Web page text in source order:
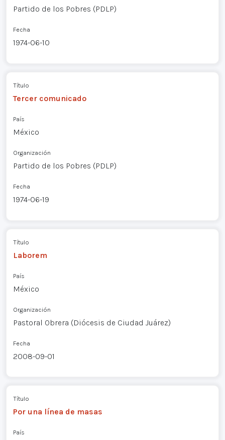
Partido de los Pobres (PDLP)
Fecha
1974-06-10
Título
Tercer comunicado
País
México
Organización
Partido de los Pobres (PDLP)
Fecha
1974-06-19
Título
Laborem
País
México
Organización
Pastoral Obrera (Diócesis de Ciudad Juárez)
Fecha
2008-09-01
Título
Por una línea de masas
País